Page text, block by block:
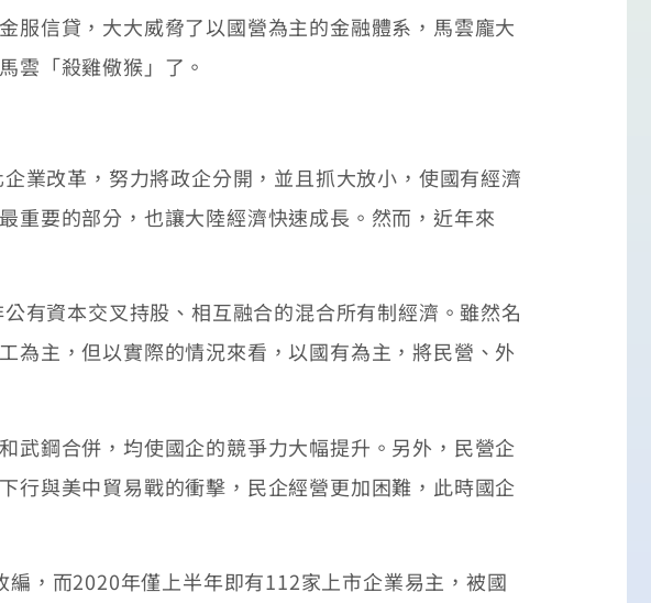
信貸，大大威脅了以國營為主的金融體系，馬雲龐大
雲「殺雞儆猴」了。
改革，努力將政企分開，並且抓大放小，使國有經濟
重要的部分，也讓大陸經濟快速成長。然而，近年來
資本交叉持股、相互融合的混合所有制經濟。雖然名
為主，但以實際的情況來看，以國有為主，將民營、外
鋼合併，均使國企的競爭力大幅提升。另外，民營企
行與美中貿易戰的衝擊，民企經營更加困難，此時國企
，而2020年僅上半年即有112家上市企業易主，被國